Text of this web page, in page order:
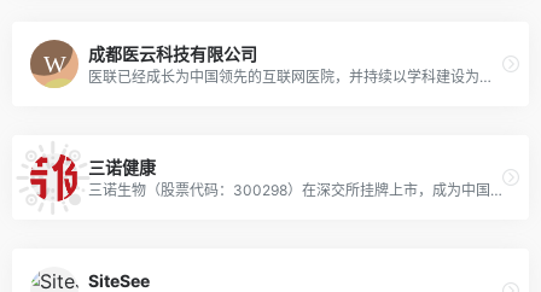
成都医云科技有限公司
医联已经成长为中国领先的互联网医院，并持续以学科建设为核心驱动力，结合互联网技术，为用户提供预防、诊断、治疗、康复的一站式医疗服务。
三诺健康
三诺生物（股票代码：300298）在深交所挂牌上市，成为中国血糖仪第一股
SiteSee